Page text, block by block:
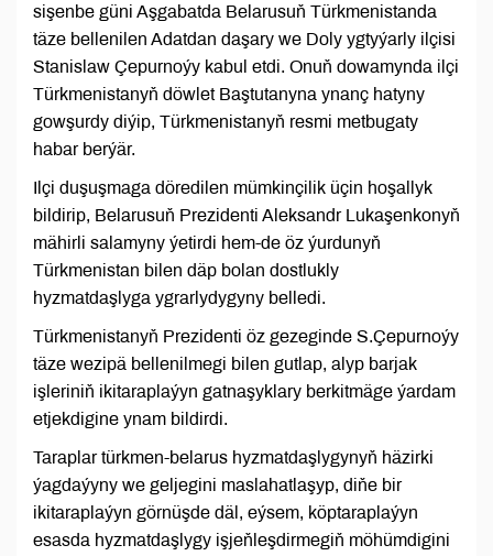
sişenbe güni Aşgabatda Belarusuň Türkmenistanda
täze bellenilen Adatdan daşary we Doly ygtyýarly ilçisi
Stanislaw Çepurnoýy kabul etdi. Onuň dowamynda ilçi
Türkmenistanyň döwlet Baştutanyna ynanç hatyny
gowşurdy diýip, Türkmenistanyň resmi metbugaty
habar berýär.
Ilçi duşuşmaga döredilen mümkinçilik üçin hoşallyk
bildirip, Belarusuň Prezidenti Aleksandr Lukaşenkonyň
mähirli salamyny ýetirdi hem-de öz ýurdunyň
Türkmenistan bilen däp bolan dostlukly
hyzmatdaşlyga ygrarlydygyny belledi.
Türkmenistanyň Prezidenti öz gezeginde S.Çepurnoýy
täze wezipä bellenilmegi bilen gutlap, alyp barjak
işleriniň ikitaraplaýyn gatnaşyklary berkitmäge ýardam
etjekdigine ynam bildirdi.
Taraplar türkmen-belarus hyzmatdaşlygynyň häzirki
ýagdaýyny we geljegini maslahatlaşyp, diňe bir
ikitaraplaýyn görnüşde däl, eýsem, köptaraplaýyn
esasda hyzmatdaşlygy işjeňleşdirmegiň möhümdigini